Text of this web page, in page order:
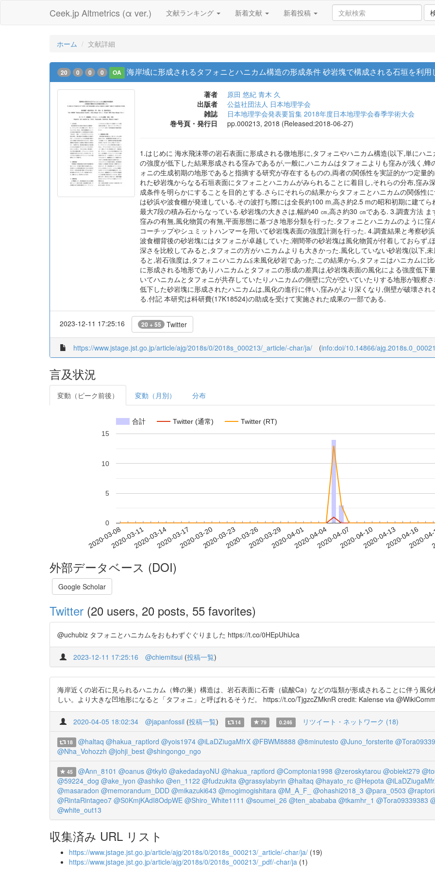
Ceek.jp Altmetrics (α ver.) 文献ランキング 新着文献 新着投稿
ホーム 文献詳細
20 0 0 0 OA 海岸域に形成されるタフォニとハニカム構造の形成条件 砂岩塊で構成される石垣を利用
著者 原田 悠紀 青木 久
出版者
公益社団法人 日本地理学会
雑誌
日本地理学会発表要旨集 2018年度日本地理学会春季学術大会
巻号頁・発行日
pp.000213, 2018 (Released:2018-06-27)
1.はじめに 海水飛沫帯の岩石表面に形成される微地形に,タフォニやハニカム構造(以下,単にハ
の強度が低下した結果形成される窪みであるが,一般に,ハニカムはタフォニよりも窪みが浅く,
ォニの生成初期の地形であると指摘する研究が存在するものの,両者の関係性を実証的かつ定量
れた砂岩塊からなる石垣表面にタフォニとハニカムがみられることに着目し,それらの分布,窪み
成条件を明らかにすることを目的とする.さらにそれらの結果からタフォニとハニカムの関係性
は砂浜や波食棚が発達している.その波打ち際には全長約100 m,高さ約2.5 mの昭和初期に建て
最大7段の積み石からなっている.砂岩塊の大きさは,幅約40 ㎝,高さ約30 ㎝である. 3.調査方法
窪みの有無,風化物質の有無,平面形態に基づき地形分類を行った.タフォニとハニカムのように
コーチップやシュミットハンマーを用いて砂岩塊表面の強度計測を行った. 4.調査結果と考察砂
波食棚背後の砂岩塊にはタフォニが卓越していた.潮間帯の砂岩塊は風化物質が付着しておらず,
深さを比較してみると,タフォニの方がハニカムよりも大きかった.風化していない砂岩塊(以下,
ると,岩石強度は,タフォニ<ハニカム≦未風化砂岩であった.この結果から,タフォニはハニカムに
に形成される地形であり,ハニカムとタフォニの形成の差異は,砂岩塊表面の風化による強度低下
いてハニカムとタフォニが共存していたり,ハニカムの側壁に穴が空いていたりする地形が観察
低下した砂岩塊に形成されたハニカムは,風化の進行に伴い,窪みがより深くなり,側壁が破壊さ
る.付記 本研究は科研費(17K18524)の助成を受けて実施された成果の一部である.
2023-12-11 17:25:16 20 + 55 Twitter
https://www.jstage.jst.go.jp/article/ajg/2018s/0/2018s_000213/_article/-char/ja/ (info:doi/10.14866/
言及状況
変動（ピーク前後） 変動（月別） 分布
合計 Twitter (通常) Twitter (RT)
2020-03-082020-03-112020-03-142020-03-172020-03-202020-03-232020-03-262020-03-292020-04-012020-04-042020-04-072020-04-102020-04-132020-04-16
2020-
0
5
10
15
外部データベース (DOI)
Google Scholar
Twitter (20 users, 20 posts, 55 favorites)
@uchubiz タフォニとハニカムをおもわずぐぐりました https://t.co/0HEpUhiJca
2023-12-11 17:25:16 @chiemitsui (投稿一覧)
海岸近くの岩石に見られるハニカム（蜂の巣）構造は、岩石表面に石膏（硫酸Ca）などの塩類が形成されることに伴う風
しい。より大きな凹地形になると「タフォニ」と呼ばれるそうだ。 https://t.co/TjgzcZMknR credit: Kalense via
2020-04-05 18:02:34 @japanfossil (投稿一覧) 14 79 0.246 リツイート・ネットワーク (18)
18 @haltaq @hakua_raptlord @yois1974 @iLaDZiugaMfrX @FBWM8888 @8minutesto @Juno_forsterite
@Nha_Vohozzh @johji_best @shingongo_ngo
45 @Ann_8101 @oanus @tkyl0 @akedadayoNU @hakua_raptlord @Comptonia1998 @zeroskytarou @obiekt279
@59224_dog @ake_iyon @ashiko @en_1122 @fudzukita @grassylabyrin @haltaq @hayato_rc @Hepota
@masaradon @memorandum_DDD @mikazuki643 @mogimogishitara @M_A_F_ @ohashi2018_3 @para_0503
@RintaRintageo7 @S0KmjKAdI8OdpWE @Shiro_White1111 @soumei_26 @ten_abababa @tkamhr_1 @Tora09339383
@white_out13
収集済み URL リスト
https://www.jstage.jst.go.jp/article/ajg/2018s/0/2018s_000213/_article/-char/ja/ (19)
https://www.jstage.jst.go.jp/article/ajg/2018s/0/2018s_000213/_pdf/-char/ja (1)